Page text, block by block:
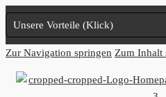
Unsere Vorteile (Klick)
Zur Navigation springen Zum Inhalt